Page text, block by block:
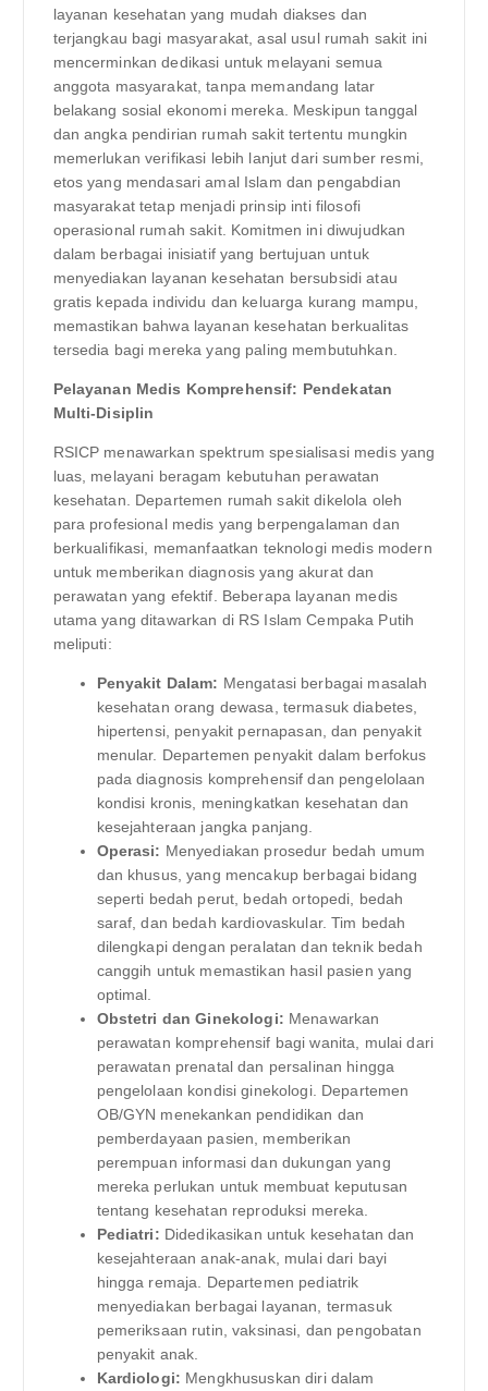
layanan kesehatan yang mudah diakses dan
terjangkau bagi masyarakat, asal usul rumah sakit ini
mencerminkan dedikasi untuk melayani semua
anggota masyarakat, tanpa memandang latar
belakang sosial ekonomi mereka. Meskipun tanggal
dan angka pendirian rumah sakit tertentu mungkin
memerlukan verifikasi lebih lanjut dari sumber resmi,
etos yang mendasari amal Islam dan pengabdian
masyarakat tetap menjadi prinsip inti filosofi
operasional rumah sakit. Komitmen ini diwujudkan
dalam berbagai inisiatif yang bertujuan untuk
menyediakan layanan kesehatan bersubsidi atau
gratis kepada individu dan keluarga kurang mampu,
memastikan bahwa layanan kesehatan berkualitas
tersedia bagi mereka yang paling membutuhkan.
Pelayanan Medis Komprehensif: Pendekatan
Multi-Disiplin
RSICP menawarkan spektrum spesialisasi medis yang
luas, melayani beragam kebutuhan perawatan
kesehatan. Departemen rumah sakit dikelola oleh
para profesional medis yang berpengalaman dan
berkualifikasi, memanfaatkan teknologi medis modern
untuk memberikan diagnosis yang akurat dan
perawatan yang efektif. Beberapa layanan medis
utama yang ditawarkan di RS Islam Cempaka Putih
meliputi:
Penyakit Dalam: Mengatasi berbagai masalah
kesehatan orang dewasa, termasuk diabetes,
hipertensi, penyakit pernapasan, dan penyakit
menular. Departemen penyakit dalam berfokus
pada diagnosis komprehensif dan pengelolaan
kondisi kronis, meningkatkan kesehatan dan
kesejahteraan jangka panjang.
Operasi: Menyediakan prosedur bedah umum
dan khusus, yang mencakup berbagai bidang
seperti bedah perut, bedah ortopedi, bedah
saraf, dan bedah kardiovaskular. Tim bedah
dilengkapi dengan peralatan dan teknik bedah
canggih untuk memastikan hasil pasien yang
optimal.
Obstetri dan Ginekologi: Menawarkan
perawatan komprehensif bagi wanita, mulai dari
perawatan prenatal dan persalinan hingga
pengelolaan kondisi ginekologi. Departemen
OB/GYN menekankan pendidikan dan
pemberdayaan pasien, memberikan
perempuan informasi dan dukungan yang
mereka perlukan untuk membuat keputusan
tentang kesehatan reproduksi mereka.
Pediatri: Didedikasikan untuk kesehatan dan
kesejahteraan anak-anak, mulai dari bayi
hingga remaja. Departemen pediatrik
menyediakan berbagai layanan, termasuk
pemeriksaan rutin, vaksinasi, dan pengobatan
penyakit anak.
Kardiologi: Mengkhususkan diri dalam